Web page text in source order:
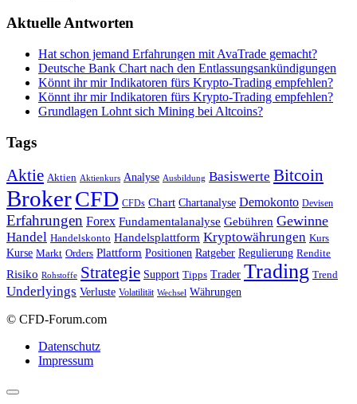
Aktuelle Antworten
Hat schon jemand Erfahrungen mit AvaTrade gemacht?
Deutsche Bank Chart nach den Entlassungsankündigungen
Könnt ihr mir Indikatoren fürs Krypto-Trading empfehlen?
Könnt ihr mir Indikatoren fürs Krypto-Trading empfehlen?
Grundlagen Lohnt sich Mining bei Altcoins?
Tags
Aktie Aktien Aktienkurs Analyse Ausbildung Basiswerte Bitcoin
BrokerCFD CFDs Chart Chartanalyse Demokonto Devisen
Erfahrungen Forex Fundamentalanalyse Gebühren Gewinne
Handel Handelskonto Handelsplattform Kryptowährungen Kurs
Kurse Markt Orders Plattform Positionen Ratgeber Regulierung Rendite
Risiko Rohstoffe Strategie Support Tipps Trader Trading Trend
Underlyings Verluste Volatilität Wechsel Währungen
© CFD-Forum.com
Datenschutz
Impressum